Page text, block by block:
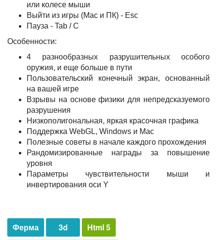
или колесе мыши
Выйти из игры (Mac и ПК) - Esc
Пауза - Tab / C
Особенности:
4 разнообразных разрушительных особого
оружия, и еще больше в пути
Пользовательский конечный экран, основанный
на вашей игре
Взрывы на основе физики для непредсказуемого
разрушения
Низкополигональная, яркая красочная графика
Поддержка WebGL, Windows и Mac
Полезные советы в начале каждого прохождения
Рандомизированные награды за повышение
уровня
Параметры чувствительности мыши и
инвертирования оси Y
Ферма 3d
Html 5